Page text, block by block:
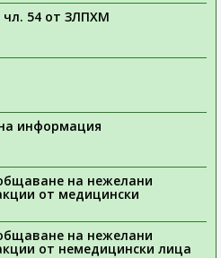
54 от ЗЛПХМ
информация
на нежелани
от медицински
на нежелани
от немедицински лица